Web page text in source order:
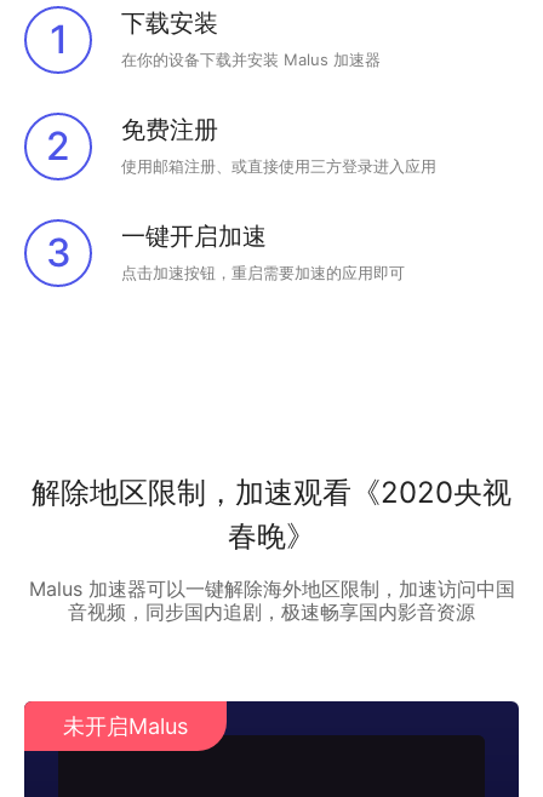
1 下载安装
在你的设备下载并安装 Malus 加速器
2 免费注册
使用邮箱注册、或直接使用三方登录进入应用
3 一键开启加速
点击加速按钮，重启需要加速的应用即可
解除地区限制，加速观看《2020央视
春晚》
Malus 加速器可以一键解除海外地区限制，加速访问中国
音视频，同步国内追剧，极速畅享国内影音资源
未开启Malus